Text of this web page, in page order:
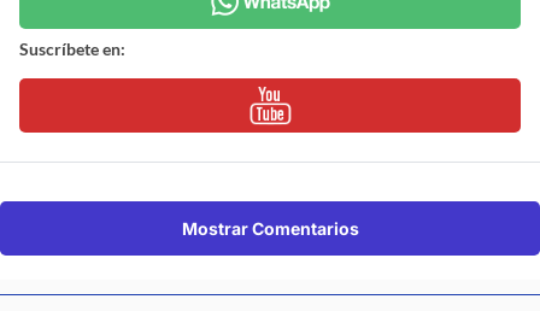
Suscríbete en:
Mostrar Comentarios